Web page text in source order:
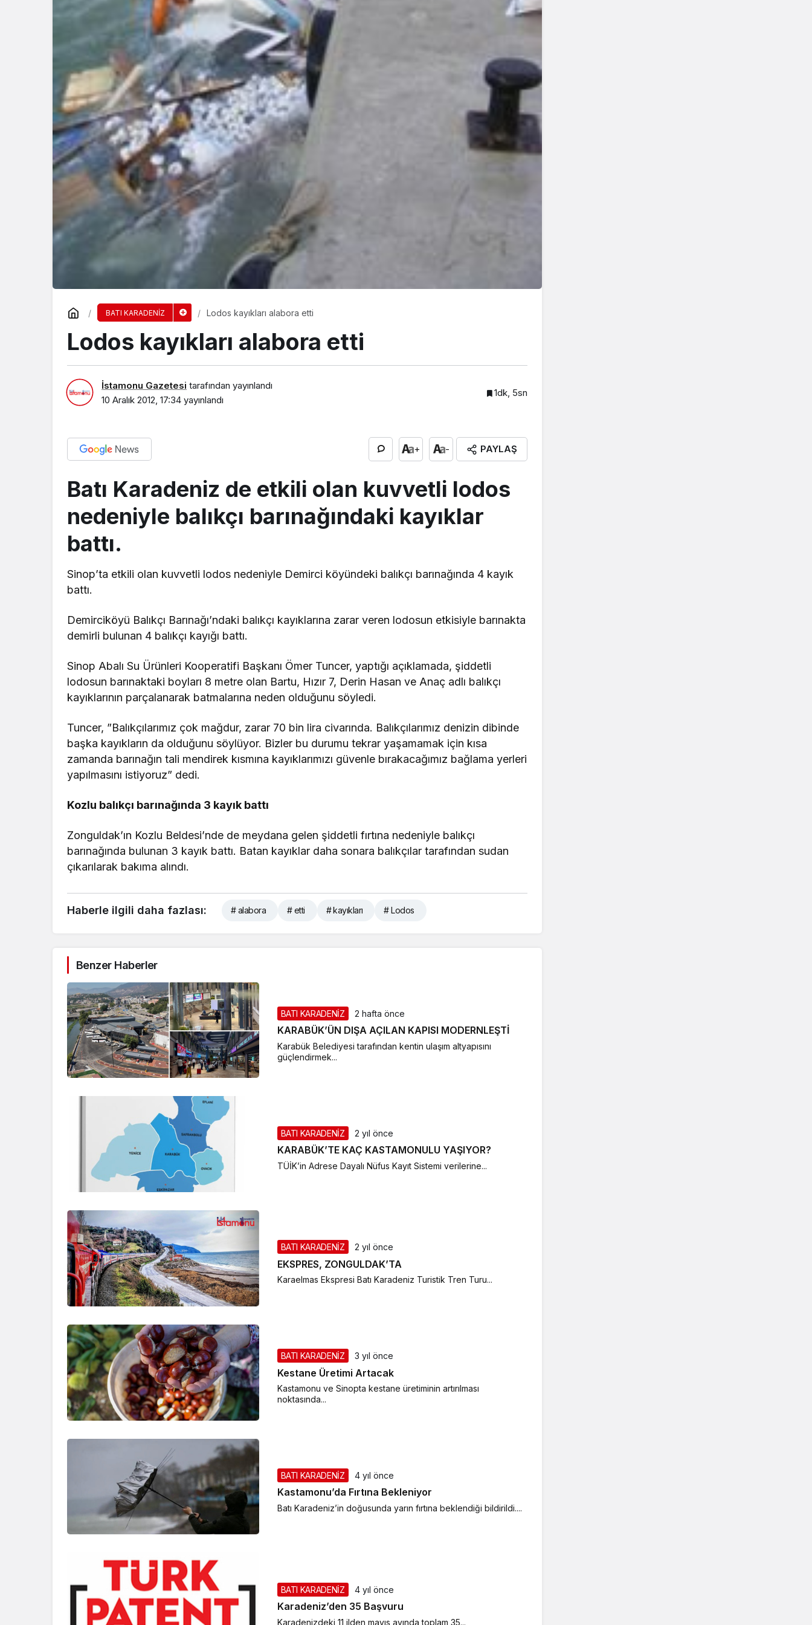
BATI KARADENİZ Lodos kayıkları alabora etti
Lodos kayıkları alabora etti
İstamonu Gazetesi tarafından yayınlandı
10 Aralık 2012, 17:34 yayınlandı
1dk, 5sn
+ - PAYLAŞ
Batı Karadeniz de etkili olan kuvvetli lodos
nedeniyle balıkçı barınağındaki kayıklar
battı.
Sinop’ta etkili olan kuvvetli lodos nedeniyle Demirci köyündeki balıkçı barınağında 4 kayık
battı.
Demirciköyü Balıkçı Barınağı’ndaki balıkçı kayıklarına zarar veren lodosun etkisiyle barınakta
demirli bulunan 4 balıkçı kayığı battı.
Sinop Abalı Su Ürünleri Kooperatifi Başkanı Ömer Tuncer, yaptığı açıklamada, şiddetli
lodosun barınaktaki boyları 8 metre olan Bartu, Hızır 7, Derin Hasan ve Anaç adlı balıkçı
kayıklarının parçalanarak batmalarına neden olduğunu söyledi.
Tuncer, ”Balıkçılarımız çok mağdur, zarar 70 bin lira civarında. Balıkçılarımız denizin dibinde
başka kayıkların da olduğunu söylüyor. Bizler bu durumu tekrar yaşamamak için kısa
zamanda barınağın tali mendirek kısmına kayıklarımızı güvenle bırakacağımız bağlama yerleri
yapılmasını istiyoruz” dedi.
Kozlu balıkçı barınağında 3 kayık battı
Zonguldak’ın Kozlu Beldesi’nde de meydana gelen şiddetli fırtına nedeniyle balıkçı
barınağında bulunan 3 kayık battı. Batan kayıklar daha sonara balıkçılar tarafından sudan
çıkarılarak bakıma alındı.
Haberle ilgili daha fazlası: # alabora # etti # kayıkları # Lodos
Benzer Haberler
BATI KARADENİZ 2 hafta önce
KARABÜK’ÜN DIŞA AÇILAN KAPISI MODERNLEŞTİ
Karabük Belediyesi tarafından kentin ulaşım altyapısını
güçlendirmek...
BATI KARADENİZ 2 yıl önce
KARABÜK’TE KAÇ KASTAMONULU YAŞIYOR?
TÜİK’in Adrese Dayalı Nüfus Kayıt Sistemi verilerine...
BATI KARADENİZ 2 yıl önce
EKSPRES, ZONGULDAK’TA
Karaelmas Ekspresi Batı Karadeniz Turistik Tren Turu...
BATI KARADENİZ 3 yıl önce
Kestane Üretimi Artacak
Kastamonu ve Sinopta kestane üretiminin artırılması
noktasında...
BATI KARADENİZ 4 yıl önce
Kastamonu’da Fırtına Bekleniyor
Batı Karadeniz’in doğusunda yarın fırtına beklendiği bildirildi....
BATI KARADENİZ 4 yıl önce
Karadeniz’den 35 Başvuru
Karadenizdeki 11 ilden mayıs ayında toplam 35...